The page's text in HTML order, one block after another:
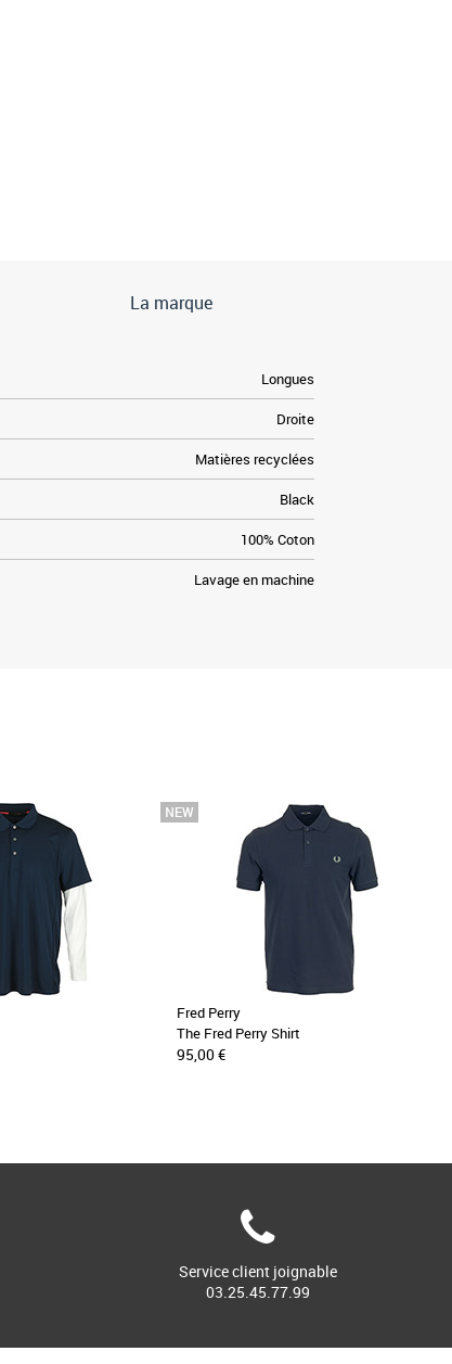
La marque
Longues
Droite
Matières recyclées
Black
100% Coton
Lavage en machine
Fred Perry
The Fred Perry Shirt
95,00 €
Service client joignable
03.25.45.77.99